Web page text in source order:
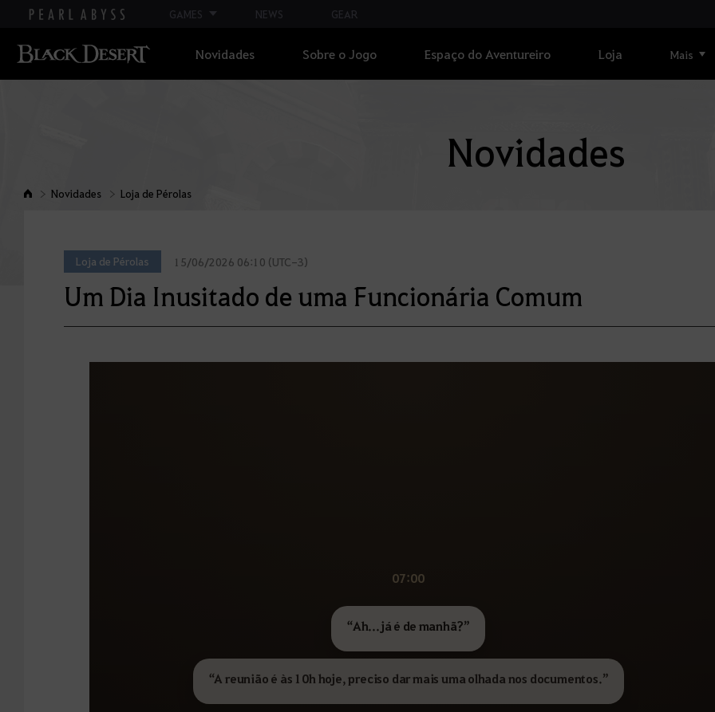
GAMES NEWS GEAR
Novidades Sobre o Jogo Espaço do Aventureiro Loja Mais
Novidades
Novidades Loja de Pérolas
Loja de Pérolas 15/06/2026 06:10 (UTC-3)
Um Dia Inusitado de uma Funcionária Comum
07:00
“Ah... já é de manhã?”
“A reunião é às 10h hoje, preciso dar mais uma olhada nos documentos.”